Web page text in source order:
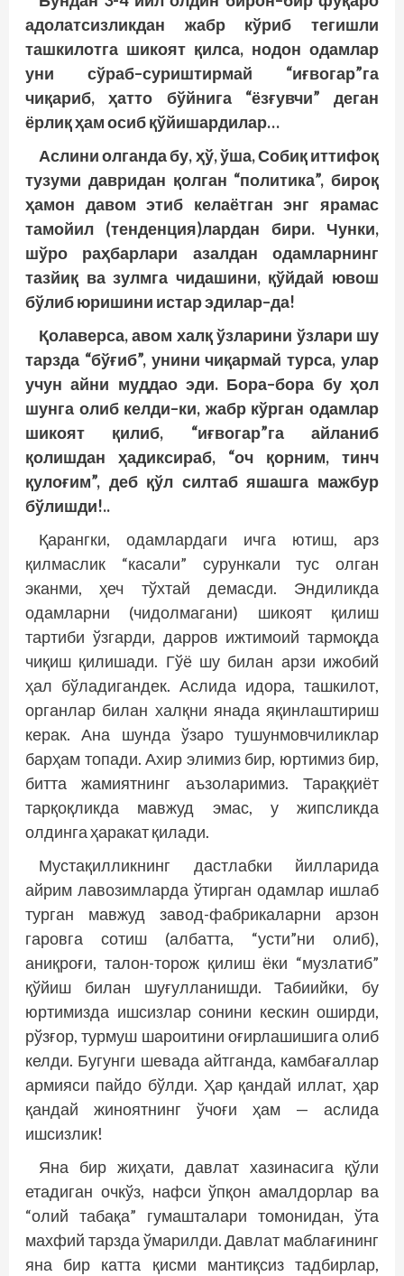
адолатсизликдан
жабр кўриб
тегишли
ташкилотга шикоят қилса, нодон одамлар
уни
сўраб–суриштирмай “иғвогар”га
чиқариб,ҳатто бўйнига“ёзғувчи” деган
ёрлиқҳамосибқўйишардилар…
Аслиниолгандабу,ҳў,ўша,Собиқиттифоқ
тузуми давридан қолган “политика”, бироқ
ҳамон давом этиб келаётган энг ярамас
тамойил (тенденция)лардан бири. Чунки,
шўро
раҳбарлари азалдан
одамларнинг
тазйиқ ва зулмга чидашини, қўйдай ювош
бўлибюришини истарэдилар–да!
Қолаверса,авом халқ ўзларини ўзлари шу
тарзда “бўғиб”, унини чиқармай турса,улар
учун айни муддао эди. Бора–бора бу ҳол
шунга олиб келди–ки, жабр кўрган одамлар
шикоят
қилиб, “иғвогар”га
айланиб
қолишдан
ҳадиксираб, “оч қорним, тинч
қулоғим”, деб қўл силтаб яшашга мажбур
бўлишди!..
Қарангки, одамлардаги ичга ютиш, арз
қилмаслик “касали” сурункали тус олган
эканми, ҳеч тўхтай демасди. Эндиликда
одамларни (чидолмагани) шикоят қилиш
тартиби ўзгарди, дарров ижтимоий тармоқда
чиқиш қилишади. Гўё шу билан арзи ижобий
ҳал бўладигандек. Аслида идора, ташкилот,
органлар билан халқни янада яқинлаштириш
керак. Ана шунда ўзаро тушунмовчиликлар
барҳам топади. Ахир элимиз бир, юртимиз бир,
битта жамиятнинг аъзоларимиз. Тараққиёт
тарқоқликда мавжуд эмас, у жипсликда
олдинга ҳаракат қилади.
Мустақилликнинг дастлабки йилларида
айрим лавозимларда ўтирган одамлар ишлаб
турган мавжуд завод-фабрикаларни арзон
гаровга сотиш (албатта, “усти”ни олиб),
аниқроғи, талон-торож қилиш ёки “музлатиб”
қўйиш билан шуғулланишди. Табиийки, бу
юртимизда ишсизлар сонини кескин оширди,
рўзғор, турмуш шароитини оғирлашишига олиб
келди. Бугунги шевада айтганда, камбағаллар
армияси пайдо бўлди. Ҳар қандай иллат, ҳар
қандай жиноятнинг ўчоғи ҳам — аслида
ишсизлик!
Яна бир жиҳати, давлат хазинасига қўли
етадиган очкўз, нафси ўпқон амалдорлар ва
“олий табақа” гумашталари томонидан, ўта
махфий тарзда ўмарилди. Давлат маблағининг
яна бир катта қисми мантиқсиз тадбирлар,